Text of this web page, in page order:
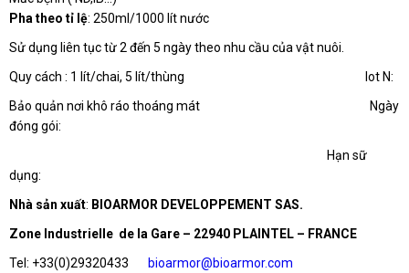
Pha theo tỉ lệ: 250ml/1000 lít nước
Sử dụng liên tục từ 2 đến 5 ngày theo nhu cầu của vật nuôi.
Quy cách : 1 lít/chai, 5 lít/thùng Iot N:
Bảo quản nơi khô ráo thoáng mát Ngày
đóng gói:
Hạn sữ
dụng:
Nhà sản xuất: BIOARMOR DEVELOPPEMENT SAS.
Zone Industrielle de la Gare – 22940 PLAINTEL – FRANCE
Tel: +33(0)29320433
bioarmor@bioarmor.com